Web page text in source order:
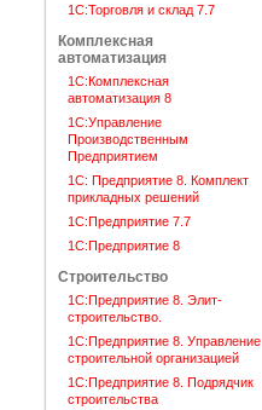
1С:Торговля и склад 7.7
Комплексная
автоматизация
1С:Комплексная
автоматизация 8
1С:Управление
Производственным
Предприятием
1С: Предприятие 8. Комплект
прикладных решений
1С:Предприятие 7.7
1С:Предприятие 8
Строительство
1C:Предприятие 8. Элит-
строительство.
1С:Предприятие 8. Управление
строительной организацией
1С:Предприятие 8. Подрядчик
строительства